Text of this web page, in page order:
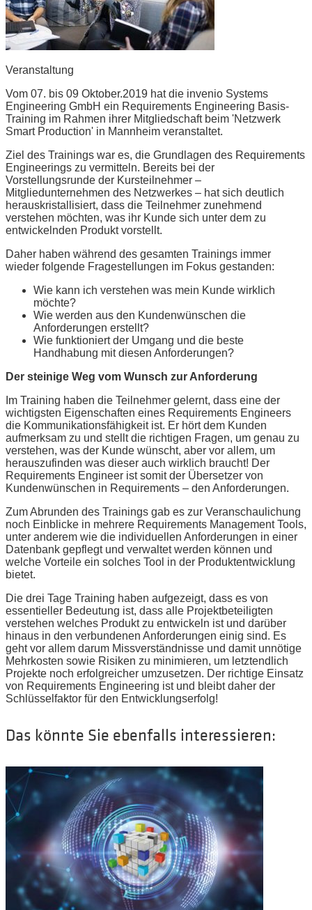
Veranstaltung
Vom 07. bis 09 Oktober.2019 hat die invenio Systems
Engineering GmbH ein Requirements Engineering Basis-
Training im Rahmen ihrer Mitgliedschaft beim 'Netzwerk
Smart Production' in Mannheim veranstaltet.
Ziel des Trainings war es, die Grundlagen des Requirements
Engineerings zu vermitteln. Bereits bei der
Vorstellungsrunde der Kursteilnehmer –
Mitgliedunternehmen des Netzwerkes – hat sich deutlich
herauskristallisiert, dass die Teilnehmer zunehmend
verstehen möchten, was ihr Kunde sich unter dem zu
entwickelnden Produkt vorstellt.
Daher haben während des gesamten Trainings immer
wieder folgende Fragestellungen im Fokus gestanden:
Wie kann ich verstehen was mein Kunde wirklich
möchte?
Wie werden aus den Kundenwünschen die
Anforderungen erstellt?
Wie funktioniert der Umgang und die beste
Handhabung mit diesen Anforderungen?
Der steinige Weg vom Wunsch zur Anforderung
Im Training haben die Teilnehmer gelernt, dass eine der
wichtigsten Eigenschaften eines Requirements Engineers
die Kommunikationsfähigkeit ist. Er hört dem Kunden
aufmerksam zu und stellt die richtigen Fragen, um genau zu
verstehen, was der Kunde wünscht, aber vor allem, um
herauszufinden was dieser auch wirklich braucht! Der
Requirements Engineer ist somit der Übersetzer von
Kundenwünschen in Requirements – den Anforderungen.
Zum Abrunden des Trainings gab es zur Veranschaulichung
noch Einblicke in mehrere Requirements Management Tools,
unter anderem wie die individuellen Anforderungen in einer
Datenbank gepflegt und verwaltet werden können und
welche Vorteile ein solches Tool in der Produktentwicklung
bietet.
Die drei Tage Training haben aufgezeigt, dass es von
essentieller Bedeutung ist, dass alle Projektbeteiligten
verstehen welches Produkt zu entwickeln ist und darüber
hinaus in den verbundenen Anforderungen einig sind. Es
geht vor allem darum Missverständnisse und damit unnötige
Mehrkosten sowie Risiken zu minimieren, um letztendlich
Projekte noch erfolgreicher umzusetzen. Der richtige Einsatz
von Requirements Engineering ist und bleibt daher der
Schlüsselfaktor für den Entwicklungserfolg!
Das könnte Sie ebenfalls interessieren: